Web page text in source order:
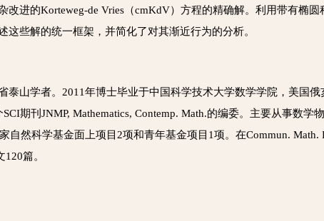
进的Korteweg-de Vries（cmKdV）方程的精确解。利用带有椭
些解的统一框架，并简化了对其渐近行为的分析。
泰山学者。2011年博士毕业于中国科学技术大学数学学院，美国
期刊JNMP, Mathematics, Contemp. Math.的编委。主要从事数
然科学基金面上项目2项和青年基金项目1项。在Commun. Math.
篇。